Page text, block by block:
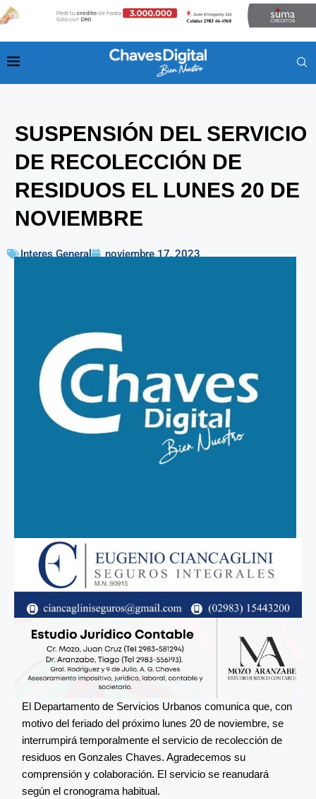
SUSPENSIÓN DEL SERVICIO
DE RECOLECCIÓN DE
RESIDUOS EL LUNES 20 DE
NOVIEMBRE
Interes General noviembre 17, 2023
El Departamento de Servicios Urbanos comunica que, con
motivo del feriado del próximo lunes 20 de noviembre, se
interrumpirá temporalmente el servicio de recolección de
residuos en Gonzales Chaves. Agradecemos su
comprensión y colaboración. El servicio se reanudará
según el cronograma habitual.